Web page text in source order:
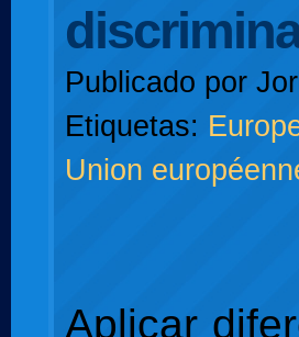
Publicado por
Etiquetas:
Union
Aplicar